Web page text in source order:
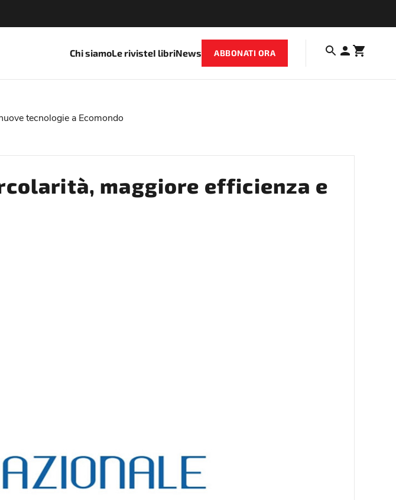
Chi siamoLe rivisteI libriNews ABBONATI ORA
tecnologie a Ecomondo
maggiore efficienza e